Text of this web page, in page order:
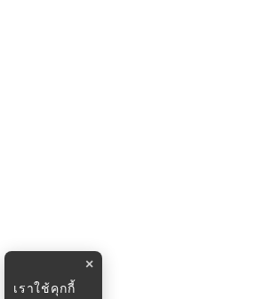
×
เราใช้คุกกี้